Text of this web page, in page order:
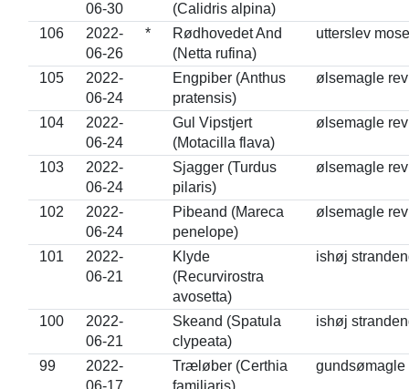
06-30
(Calidris alpina)
106
2022-
06-26
*
Rødhovedet And
(Netta rufina)
utterslev mose
105
2022-
06-24
Engpiber (Anthus
pratensis)
ølsemagle
104
2022-
06-24
Gul Vipstjert
(Motacilla flava)
ølsemagle
103
2022-
06-24
Sjagger (Turdus
pilaris)
ølsemagle
102
2022-
06-24
Pibeand (Mareca
penelope)
ølsemagle
101
2022-
06-21
Klyde
(Recurvirostra
avosetta)
ishøj
100
2022-
06-21
Skeand (Spatula
clypeata)
ishøj
99
2022-
06-17
Træløber (Certhia
familiaris)
gundsømagle